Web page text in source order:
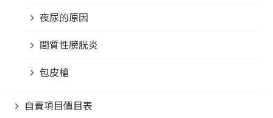
夜尿的原因
間質性膀胱炎
包皮槍
自費項目價目表